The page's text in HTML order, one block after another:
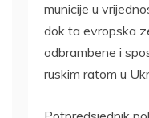
municije u
dok ta evropska
odbrambene i
ruskim ratom u